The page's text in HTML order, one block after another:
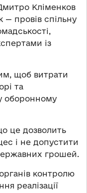
Кліменков
провів спільну
із
щоб витрати
та
оборонному
це дозволить
і не допустити
грошей.
контролю
реалізації